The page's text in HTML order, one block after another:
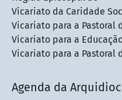
Vicariato da Caridade
Vicariato para a Pastoral
Vicariato para a
Vicariato para a Pastoral
Agenda da